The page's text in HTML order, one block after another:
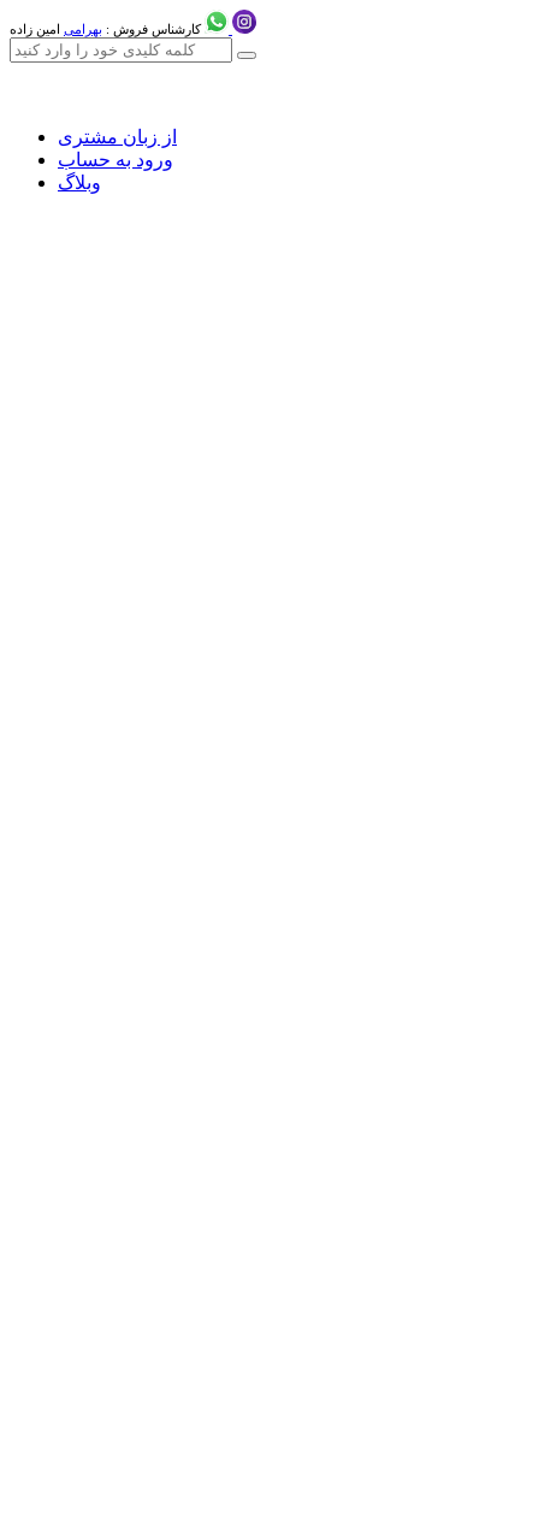
کارشناس فروش : بهرامی امین زاده
از زبان مشتری
ورود به حساب
وبلاگ